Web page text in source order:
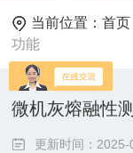
当前位置：首页
功能
微机灰熔融性
更新时间：2025-